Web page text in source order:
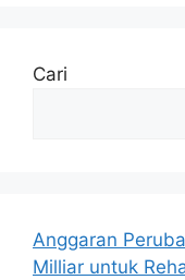
Cari
Anggaran
Milliar untuk